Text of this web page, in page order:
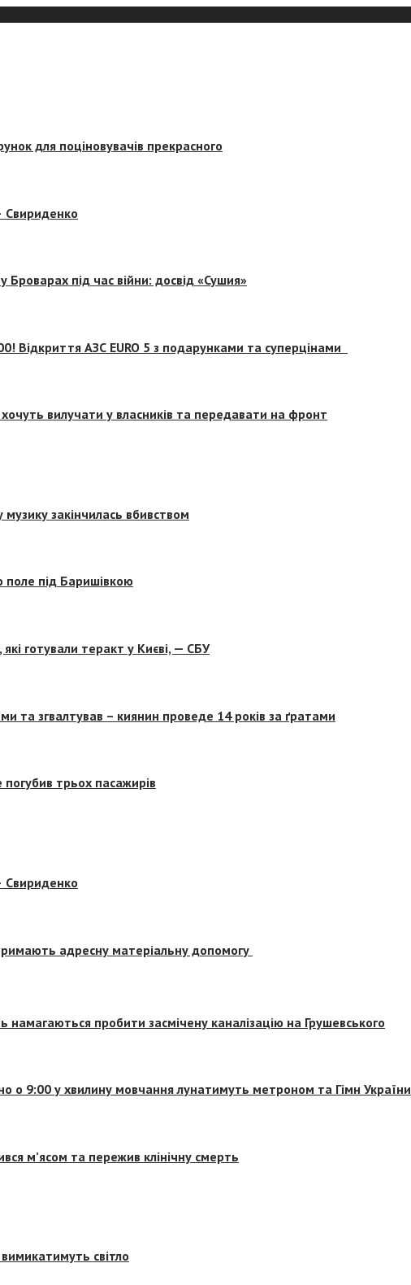
для поціновувачів прекрасного
Свириденко
під час війни: досвід «Сушия»
Відкриття АЗС EURO 5 з подарунками та суперцінами
вилучати у власників та передавати на фронт
музику закінчилась вбивством
поле під Баришівкою
готували теракт у Києві, — СБУ
та згвалтував – киянин проведе 14 років за ґратами
трьох пасажирів
Свириденко
адресну матеріальну допомогу
пробити засмічену каналізацію на Грушевського
о 9:00 у хвилину мовчання лунатимуть метроном та Гімн України
м’ясом та пережив клінічну смерть
світло